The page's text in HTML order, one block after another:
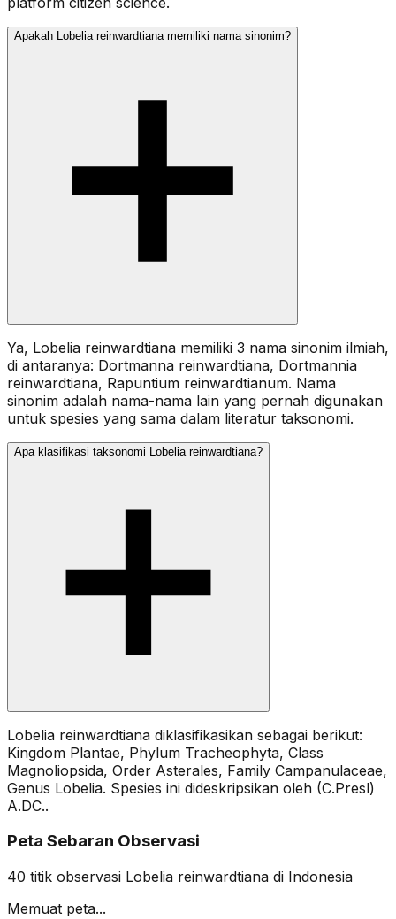
Apakah Lobelia reinwardtiana memiliki nama sinonim?
Ya, Lobelia reinwardtiana memiliki 3 nama sinonim ilmiah,
di antaranya: Dortmanna reinwardtiana, Dortmannia
reinwardtiana, Rapuntium reinwardtianum. Nama
sinonim adalah nama-nama lain yang pernah digunakan
untuk spesies yang sama dalam literatur taksonomi.
Apa klasifikasi taksonomi Lobelia reinwardtiana?
Lobelia reinwardtiana diklasifikasikan sebagai berikut:
Kingdom Plantae, Phylum Tracheophyta, Class
Magnoliopsida, Order Asterales, Family Campanulaceae,
Genus Lobelia. Spesies ini dideskripsikan oleh (C.Presl)
A.DC..
Peta Sebaran Observasi
40 titik observasi Lobelia reinwardtiana di Indonesia
Memuat peta...